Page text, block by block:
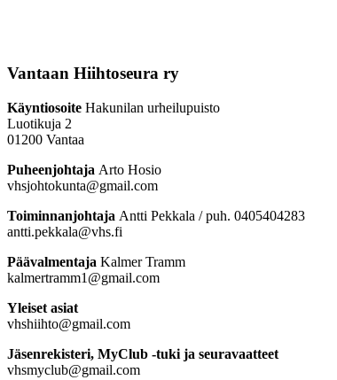
Vantaan Hiihtoseura ry
Käyntiosoite Hakunilan urheilupuisto
Luotikuja 2
01200 Vantaa
Puheenjohtaja Arto Hosio
vhsjohtokunta@gmail.com
Toiminnanjohtaja Antti Pekkala / puh. 0405404283
antti.pekkala@vhs.fi
Päävalmentaja Kalmer Tramm
kalmertramm1@gmail.com
Yleiset asiat
vhshiihto@gmail.com
Jäsenrekisteri, MyClub -tuki ja seuravaatteet
vhsmyclub@gmail.com